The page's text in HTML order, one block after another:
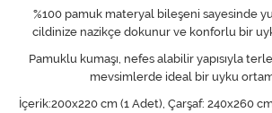
%100 pamuk materyal bileşeni sayesinde
cildinize nazikçe dokunur ve konforlu bir
Pamuklu kumaşı, nefes alabilir yapısıyla
mevsimlerde ideal bir uyku
İçerik:200x220 cm (1 Adet), Çarşaf: 240x260 cm